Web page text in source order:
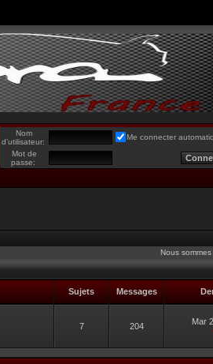
Nom
d’utilisateur:
Me connecter
Mot de
passe:
Nous
Sujets Messages
7 204
Mar